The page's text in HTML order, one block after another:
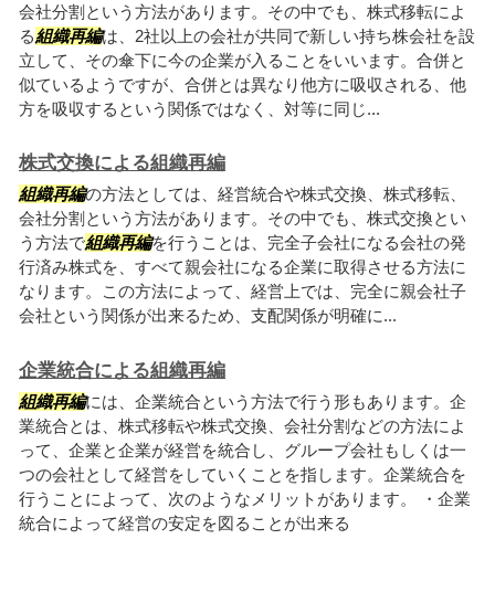
会社分割という方法があります。その中でも、株式移転によ
る組織再編は、2社以上の会社が共同で新しい持ち株会社を設
立して、その傘下に今の企業が入ることをいいます。合併と
似ているようですが、合併とは異なり他方に吸収される、他
方を吸収するという関係ではなく、対等に同じ...
株式交換による組織再編
組織再編の方法としては、経営統合や株式交換、株式移転、
会社分割という方法があります。その中でも、株式交換とい
う方法で組織再編を行うことは、完全子会社になる会社の発
行済み株式を、すべて親会社になる企業に取得させる方法に
なります。この方法によって、経営上では、完全に親会社子
会社という関係が出来るため、支配関係が明確に...
企業統合による組織再編
組織再編には、企業統合という方法で行う形もあります。企
業統合とは、株式移転や株式交換、会社分割などの方法によ
って、企業と企業が経営を統合し、グループ会社もしくは一
つの会社として経営をしていくことを指します。企業統合を
行うことによって、次のようなメリットがあります。 ・企業
統合によって経営の安定を図ることが出来る